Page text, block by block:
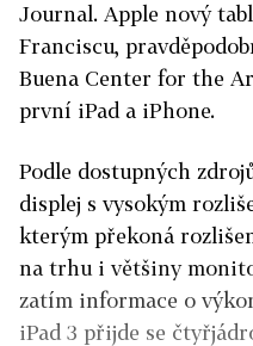
Journal. Apple nový
Franciscu,
Buena Center for the
první iPad a iPhone.
Podle dostupných
displej s vysokým
kterým překoná
na trhu i většiny
zatím informace o
iPad 3 přijde se